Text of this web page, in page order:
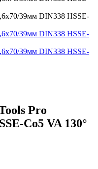
Pro
Co5 VA 130°